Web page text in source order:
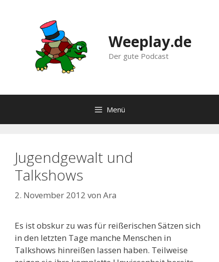
Weeplay.de
Der gute Podcast
Menü
Jugendgewalt und
Talkshows
2. November 2012 von Ara
Es ist obskur zu was für reißerischen Sätzen sich
in den letzten Tage manche Menschen in
Talkshows hinreißen lassen haben. Teilweise